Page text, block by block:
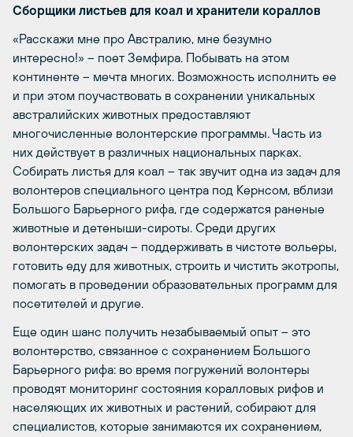
Сборщики листьев для коал и хранители кораллов
«Расскажи мне про Австралию, мне безумно
интересно!» – поет Земфира. Побывать на этом
континенте – мечта многих. Возможность исполнить ее
и при этом поучаствовать в сохранении уникальных
австралийских животных предоставляют
многочисленные волонтерские программы. Часть из
них действует в различных национальных парках.
Собирать листья для коал – так звучит одна из задач для
волонтеров специального центра под Кернсом, вблизи
Большого Барьерного рифа, где содержатся раненые
животные и детеныши-сироты. Среди других
волонтерских задач – поддерживать в чистоте вольеры,
готовить еду для животных, строить и чистить экотропы,
помогать в проведении образовательных программ для
посетителей и другие.
Еще один шанс получить незабываемый опыт – это
волонтерство, связанное с сохранением Большого
Барьерного рифа: во время погружений волонтеры
проводят мониторинг состояния коралловых рифов и
населяющих их животных и растений, собирают для
специалистов, которые занимаются их сохранением,